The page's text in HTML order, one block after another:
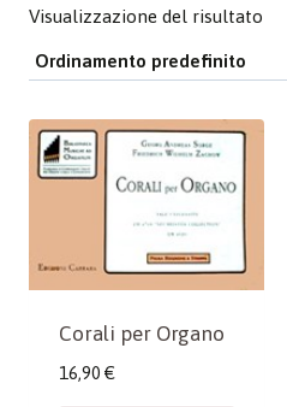
Visualizzazione del risultato
Corali per Organo
16,90 €